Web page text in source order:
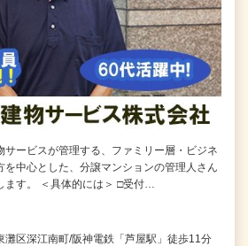
サービスが管理する、ファミリー層・ビジネ
を中心とした、分譲マンションの管理人さん
ます。 ＜具体的には＞ □受付…
灘区深江南町/阪神電鉄「芦屋駅」徒歩11分